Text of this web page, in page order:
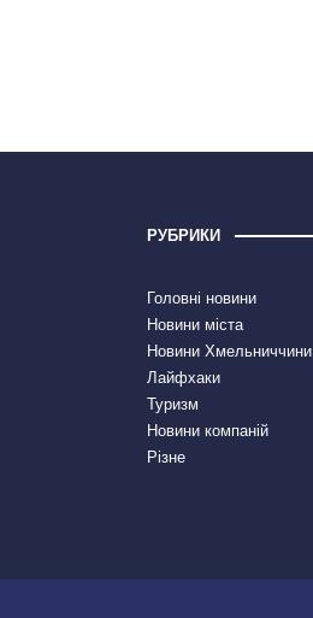
РУБРИКИ
Головні новини
Новини міста
Новини Хмельниччини
Лайфхаки
Туризм
Новини компаній
Різне